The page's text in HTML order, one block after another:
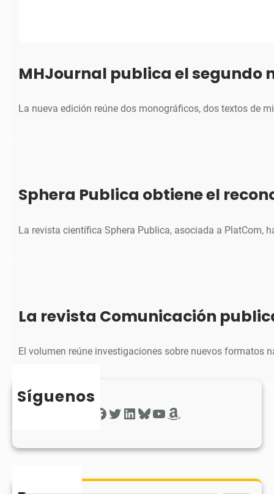
MHJournal publica el segundo
La nueva edición reúne dos monográficos, dos textos de
Sphera Publica obtiene el
La revista científica Sphera Publica, asociada a PlatCom,
La revista Comunicación
El volumen reúne investigaciones sobre nuevos formatos
Síguenos
Twitter LinkedIn Bluesky YouTube Amazon